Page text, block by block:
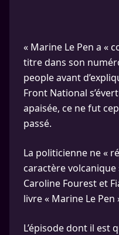
« Marine Le Pen a «
titre dans son
people avant
Front National
apaisée, ce ne fut
passé.
La politicienne ne «
caractère
Caroline Fourest et
livre « Marine Le Pen
L’épisode dont il est